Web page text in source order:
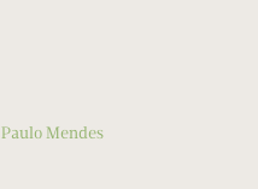
Paulo Mendes